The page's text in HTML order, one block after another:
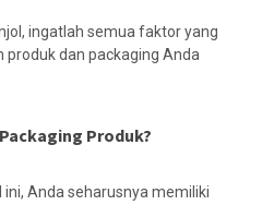
ingatlah semua faktor yang
dan packaging Anda
Produk?
Anda seharusnya memiliki